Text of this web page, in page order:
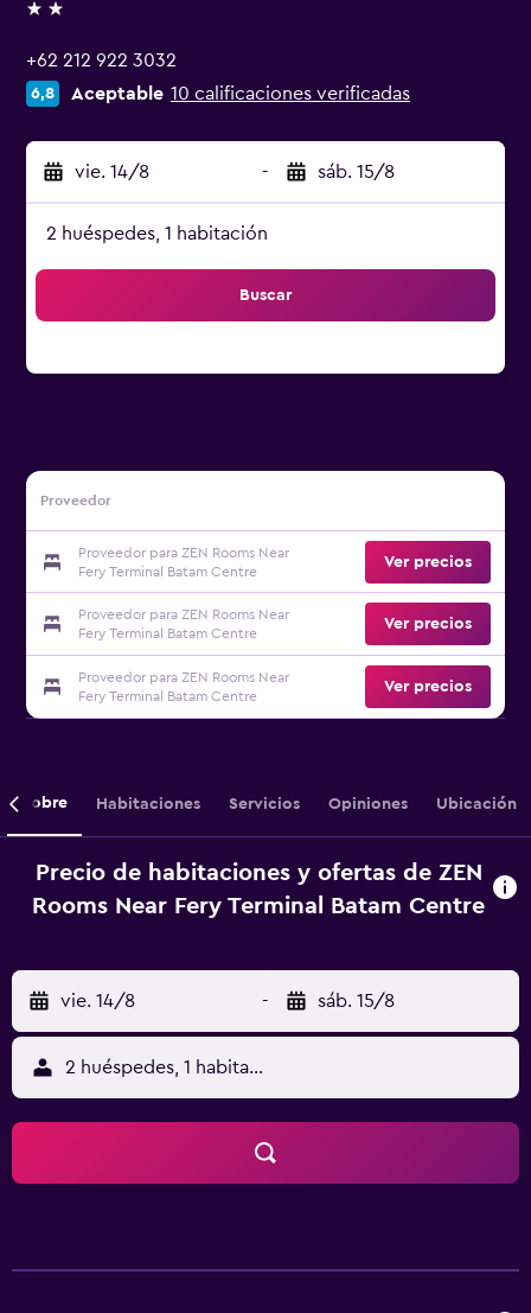
2 estrellas
+62 212 922 3032
6,8 Aceptable 10 calificaciones verificadas
vie. 14/8 - sáb. 15/8
2 huéspedes, 1 habitación
Buscar
Proveedor
Proveedor para ZEN Rooms Near
Fery Terminal Batam Centre
Ver precios
Proveedor para ZEN Rooms Near
Fery Terminal Batam Centre
Ver precios
Proveedor para ZEN Rooms Near
Fery Terminal Batam Centre
Ver precios
Sobre Habitaciones Servicios Opiniones Ubicación
Precio de habitaciones y ofertas de ZEN
Rooms Near Fery Terminal Batam Centre
vie. 14/8 - sáb. 15/8
2 huéspedes, 1 habitación